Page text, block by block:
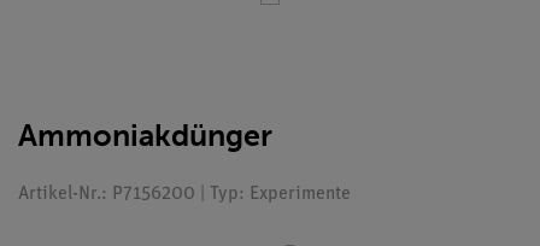
Ammoniakdünger
Artikel-Nr.: P7156200 | Typ: Experimente